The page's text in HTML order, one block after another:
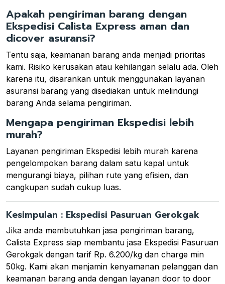
Apakah pengiriman barang dengan
Ekspedisi Calista Express aman dan
dicover asuransi?
Tentu saja, keamanan barang anda menjadi prioritas
kami. Risiko kerusakan atau kehilangan selalu ada. Oleh
karena itu, disarankan untuk menggunakan layanan
asuransi barang yang disediakan untuk melindungi
barang Anda selama pengiriman.
Mengapa pengiriman Ekspedisi lebih
murah?
Layanan pengiriman Ekspedisi lebih murah karena
pengelompokan barang dalam satu kapal untuk
mengurangi biaya, pilihan rute yang efisien, dan
cangkupan sudah cukup luas.
Kesimpulan : Ekspedisi Pasuruan Gerokgak
Jika anda membutuhkan jasa pengiriman barang,
Calista Express siap membantu jasa Ekspedisi Pasuruan
Gerokgak dengan tarif Rp. 6.200/kg dan charge min
50kg. Kami akan menjamin kenyamanan pelanggan dan
keamanan barang anda dengan layanan door to door